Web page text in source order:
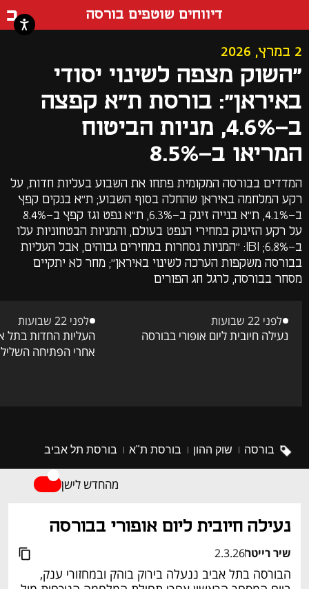
דיווחים שוטפים בורסה
"השוק מצפה לשינוי יסודי
באיראן": בורסת ת"א קפצה
ב-4.6%, מניות הביטוח
המריאו ב-8.5%
המדדים בבורסה המקומית פתחו את השבוע בעליות חדות, על
רקע המלחמה באיראן שהחלה בסוף השבוע; ת"א בנקים קפץ
ב-4.1%, ת"א בנייה זינק ב-6.3%, ת"א נפט וגז קפץ ב-8.4%
על רקע הזינוק במחירי הנפט בעולם, והמניות הבטחוניות עלו
ב-6.8%; IBI: "המניות נסחרות במחירים גבוהים, אבל העליות
בבורסה משקפות הערכה לשינוי באיראן"; מחר לא יתקיים
מסחר בבורסה, לרגל חג הפורים
2 במרץ, 2026
לפני 22 שבועות
נעילה חיובית ליום אופורי בבורסה
לפני 22 שבועות
העליות החדות בתל
אחרי הפתיחה
בורסה שוק ההון בורסת ת"א בורסת תל אביב
מהחדש לישן
נעילה חיובית ליום אופורי בבורסה
שיר רייטר2.3.26